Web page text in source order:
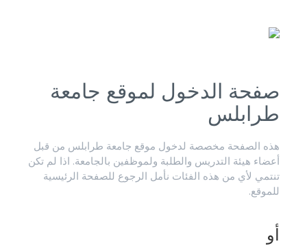
صفحة الدخول لموقع جامعة
طرابلس
هذه الصفحة مخصصة لدخول موقع جامعة طرابلس من قبل
أعضاء هيئة التدريس والطلبة ولموظفين بالجامعة. اذا لم تكن
تنتمي لأي من هذه الفئات نأمل الرجوع للصفحة الرئيسية
للموقع.
أو